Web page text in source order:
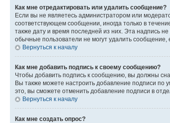
Как мне отредактировать или удалить сообщение?
Если вы не являетесь администратором или
соответствующем сообщении, иногда только в
также дату и время последней из них. Эта надпись
обычные пользователи не могут удалить сообщение,
Вернуться к началу
Как мне добавить подпись к своему сообщению?
Чтобы добавить подпись к сообщению, вы должны
Вы также можете настроить добавление подписи по
это, вы сможете отменить добавление подписи в
Вернуться к началу
Как мне создать опрос?